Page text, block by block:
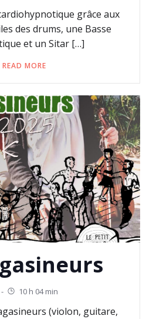
grâce aux
des drums, une Basse
et un Sitar […]
READ MORE
- 10 h 04 min
(violon, guitare,